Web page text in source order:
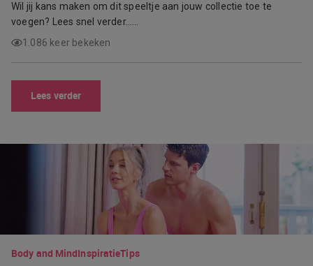
Wil jij kans maken om dit speeltje aan jouw collectie toe te
voegen? Lees snel verder……
1.086 keer bekeken
Lees verder
Body and MindInspiratieTips